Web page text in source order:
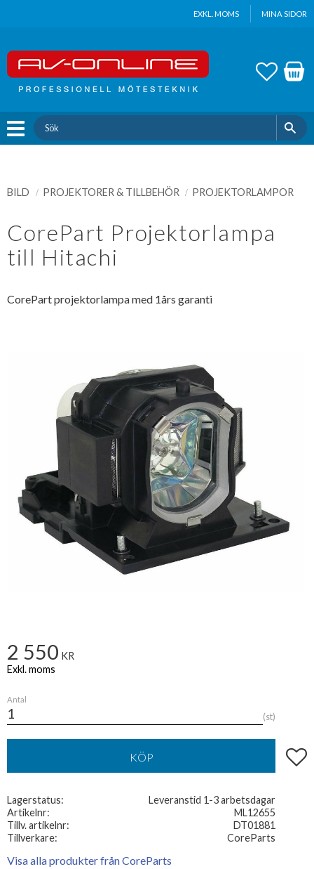
EXKL. MOMS MINA SIDOR
BILD PROJEKTORER & TILLBEHÖR PROJEKTORLAMPOR
CorePart Projektorlampa
till Hitachi
CorePart projektorlampa med 1års garanti
2 550 KR
Antal
st
KÖP Lägg
Lagerstatus
Leveranstid 1-3 arbetsdagar
Artikelnr
ML12655
Tillv. artikelnr
DT01881
Tillverkare
CoreParts
Visa alla produkter från CoreParts